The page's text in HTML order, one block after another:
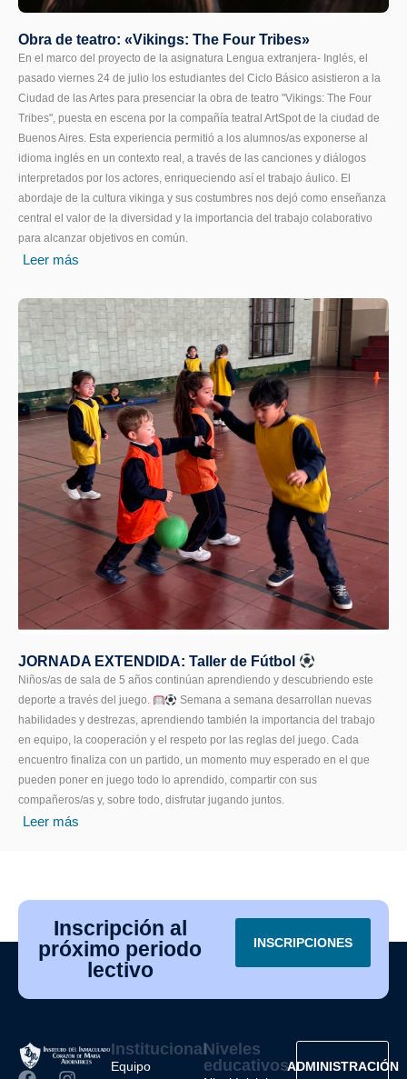
Obra de teatro: «Vikings: The Four Tribes»
En el marco del proyecto de la asignatura Lengua extranjera- Inglés, el
pasado viernes 24 de julio los estudiantes del Ciclo Básico asistieron a la
Ciudad de las Artes para presenciar la obra de teatro "Vikings: The Four
Tribes", puesta en escena por la compañía teatral ArtSpot de la ciudad de
Buenos Aires. Esta experiencia permitió a los alumnos/as exponerse al
idioma inglés en un contexto real, a través de las canciones y diálogos
interpretados por los actores, enriqueciendo así el trabajo áulico. El
abordaje de la cultura vikinga y sus costumbres nos dejó como enseñanza
central el valor de la diversidad y la importancia del trabajo colaborativo
para alcanzar objetivos en común.
Leer más
JORNADA EXTENDIDA: Taller de Fútbol
Niños/as de sala de 5 años continúan aprendiendo y descubriendo este
deporte a través del juego.
Semana a semana desarrollan nuevas
habilidades y destrezas, aprendiendo también la importancia del trabajo
en equipo, la cooperación y el respeto por las reglas del juego. Cada
encuentro finaliza con un partido, un momento muy esperado en el que
pueden poner en juego todo lo aprendido, compartir con sus
compañeros/as y, sobre todo, disfrutar jugando juntos.
Leer más
Inscripción al
próximo periodo
lectivo
INSCRIPCIONES
Institucional
Equipo
Niveles
educativosADMINISTRACIÓN